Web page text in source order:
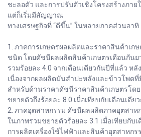
ชะลอตัว และการปรับตัวเชิงโครงสร้างภาย
แต่ก็เริ่มมีสัญญาณ
ทางเศรษฐกิจที่ “ดีขึ้น” ในหลายภาคส่วนอาทิ
1. ภาคการเกษตรผลผลิตและราคาสินค้าเก
ชนิด โดยดัชนีผลผลิตสินค้าเกษตรเดือนกันย
รวมร้อยละ 4.0 จากเดือนเดียวกันปีที่แล้ว ห
เนื่องจากผลผลิตมันสำปะหลังและข้าวโพดที่
สำหรับด้านราคาดัชนีราคาสินค้าเกษตรโด
ขยายตัวถึงร้อยละ 8.0 เมื่อเทียบกับเดือนเดีย
2. ภาคอุตสาหกรรม ดัชนีผลผลิตภาคอุตสาห
ในภาพรวมขยายตัวร้อยละ 3.1 เมื่อเทียบกับ
การผลิตเครื่องใช้ไฟฟ้าและสินค้าอุตสาหก